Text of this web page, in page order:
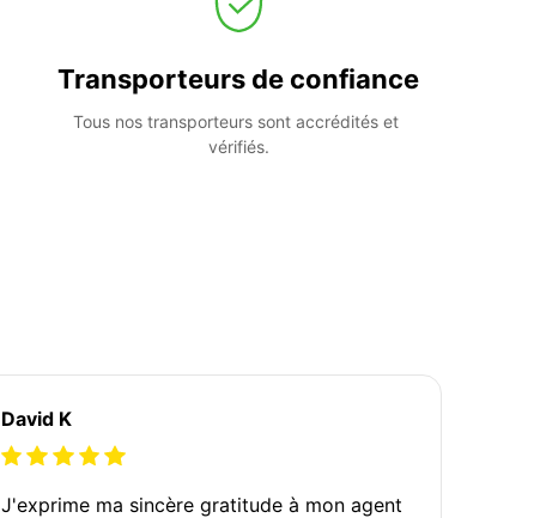
Transporteurs de confiance
Tous nos transporteurs sont accrédités et
vérifiés.
David K
J'exprime ma sincère gratitude à mon agent